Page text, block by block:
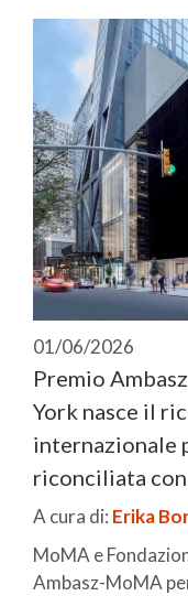
01/06/2026
Premio
York nasce il
internazionale
riconciliata
A cura di: Erika
MoMA e
Ambasz-MoMA